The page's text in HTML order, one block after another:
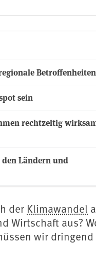
Betroffenheiten
sein
rechtzeitig
Ländern und
der Klimawandel
Wirtschaft aus?
wir dringend